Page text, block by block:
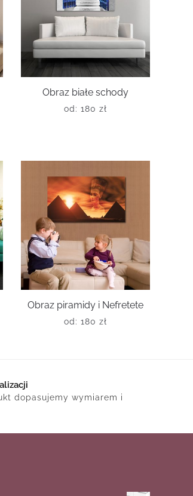
Obraz białe schody
od: 180 zł
Obraz piramidy i Nefretete
od: 180 zł
dopasujemy wymiarem i